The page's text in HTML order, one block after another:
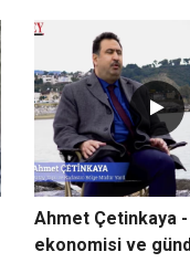
Ahmet Çetinkaya -
ekonomisi ve